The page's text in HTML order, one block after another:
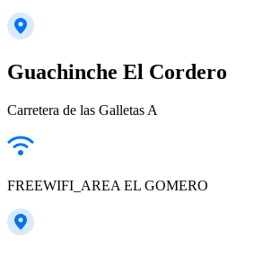
Guachinche El Cordero
Carretera de las Galletas A
FREEWIFI_AREA EL GOMERO